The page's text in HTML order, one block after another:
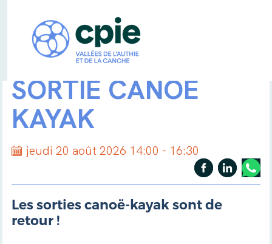
SORTIE CANOË
KAYAK
jeudi 20 août 2026 14:00 - 16:30
Les sorties canoë-kayak sont de
retour !